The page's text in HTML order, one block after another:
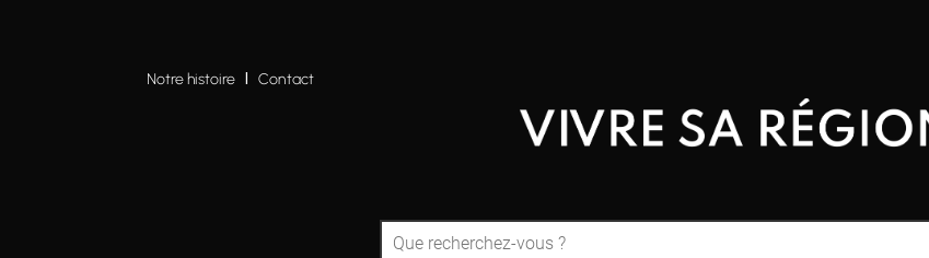
Notre histoire IContact